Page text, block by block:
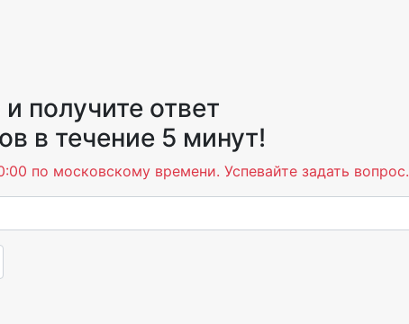
получите ответ
в течение 5 минут!
по московскому времени. Успевайте задать вопрос.